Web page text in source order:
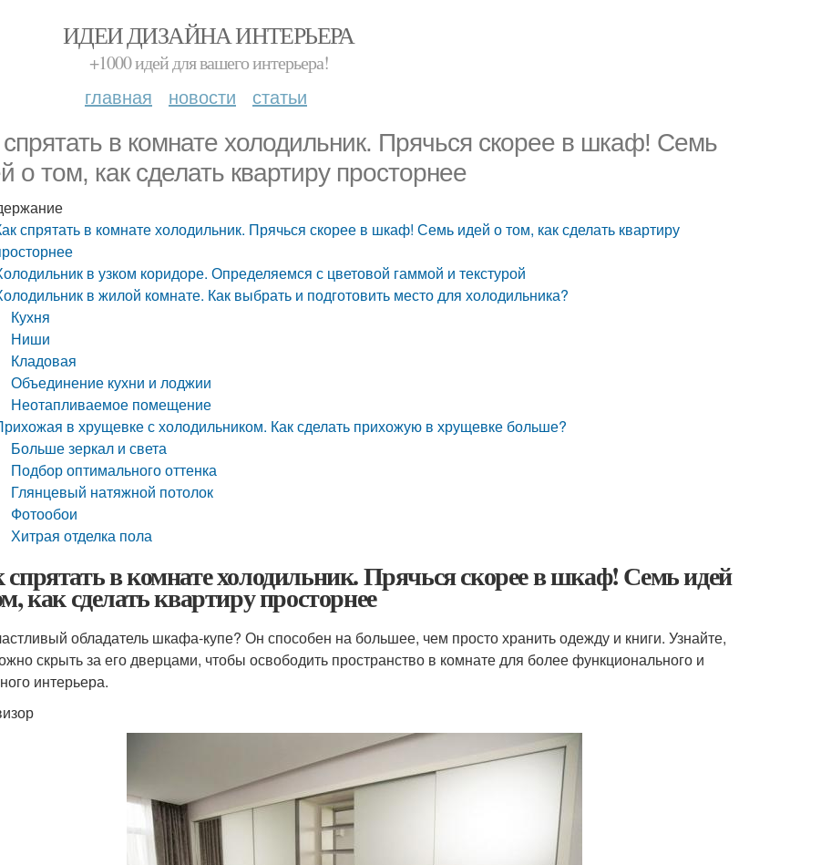
ИДЕИ ДИЗАЙНА ИНТЕРЬЕРА
+1000 идей для вашего интерьера!
главная новости статьи
спрятать в комнате холодильник. Прячься скорее в шкаф! Семь
о том, как сделать квартиру просторнее
спрятать в комнате холодильник. Прячься скорее в шкаф! Семь идей о том, как сделать квартиру
в узком коридоре. Определяемся с цветовой гаммой и текстурой
в жилой комнате. Как выбрать и подготовить место для холодильника?
Кухня
Ниши
Кладовая
Объединение кухни и лоджии
Неотапливаемое помещение
в хрущевке с холодильником. Как сделать прихожую в хрущевке больше?
Больше зеркал и света
Подбор оптимального оттенка
Глянцевый натяжной потолок
Фотообои
Хитрая отделка пола
в комнате холодильник. Прячься скорее в шкаф! Семь идей
как сделать квартиру просторнее
обладатель шкафа-купе? Он способен на большее, чем просто хранить одежду и книги. Узнайте,
скрыть за его дверцами, чтобы освободить пространство в комнате для более функционального и
интерьера.